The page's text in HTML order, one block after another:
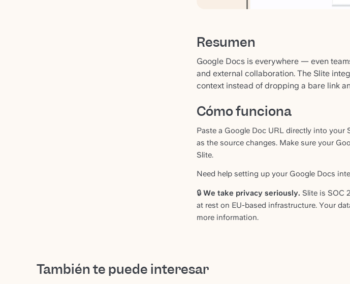
Resumen
Google Docs is everywhere — even
and external collaboration. The Slite
context instead of dropping a bare link
Cómo funciona
Paste a Google Doc URL directly into your
as the source changes. Make sure your
Slite.
Need help setting up your Google Docs
🔒 We take privacy seriously. Slite is SOC
at rest on EU-based infrastructure. Your
more information.
También te puede interesar